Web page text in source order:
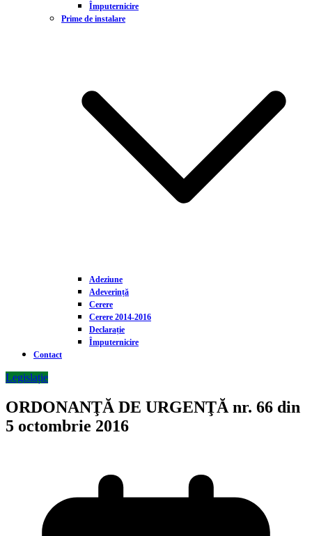
Împuternicire
Prime de instalare
Adeziune
Adeverință
Cerere
Cerere 2014-2016
Declarație
Împuternicire
Contact
Legislație
ORDONANŢĂ DE URGENŢĂ nr. 66 din
5 octombrie 2016